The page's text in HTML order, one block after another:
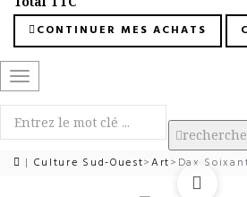
CONTINUER MES ACHATS
Basculer
la
navigation
recherche
| Culture Sud-Ouest>Art> Dax